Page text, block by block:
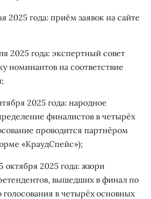
2025 года: приём заявок на сайте
2025 года: экспертный совет
номинантов на соответствие
2025 года: народное
финалистов в четырёх
проводится партнёром
«КраудСпейс»);
октября 2025 года: жюри
вышедших в финал по
голосования в четырёх основных